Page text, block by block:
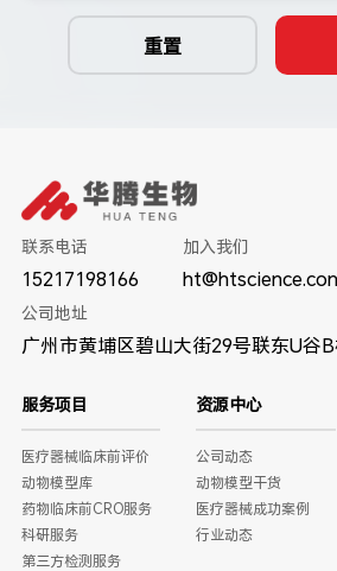
重置
联系电话
15217198166
加入我们
公司地址
广州市黄埔区碧山大街29号联东U谷
服务项目
医疗器械临床前评价
动物模型库
药物临床前CRO服务
科研服务
第三方检测服务
资源中心
公司动态
动物模型干货
医疗器械成功案例
行业动态